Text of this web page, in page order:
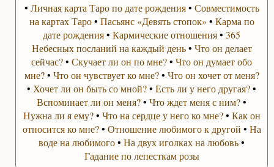
• Личная карта Таро по дате рождения• Совместимость
на картах Таро• Пасьянс «Девять стопок» • Карма по
дате рождения•Кармические отношения•365
Небесных посланий на каждый день• Что он делает
сейчас?•Скучает ли он по мне?•Что он думает обо
мне?• Что он чувствует ко мне?• Что он хочет от меня?
• Хочет ли он быть со мной?•Есть ли у него другая?•
Вспоминает ли он меня?•Что ждет меня с ним?•
Нужна ли я ему?• Что на сердце у него ко мне?• Как он
относится ко мне?• Отношение любимого к другой • На
воде на любимого•На двух иголках на любовь•
Гадание по лепесткам розы